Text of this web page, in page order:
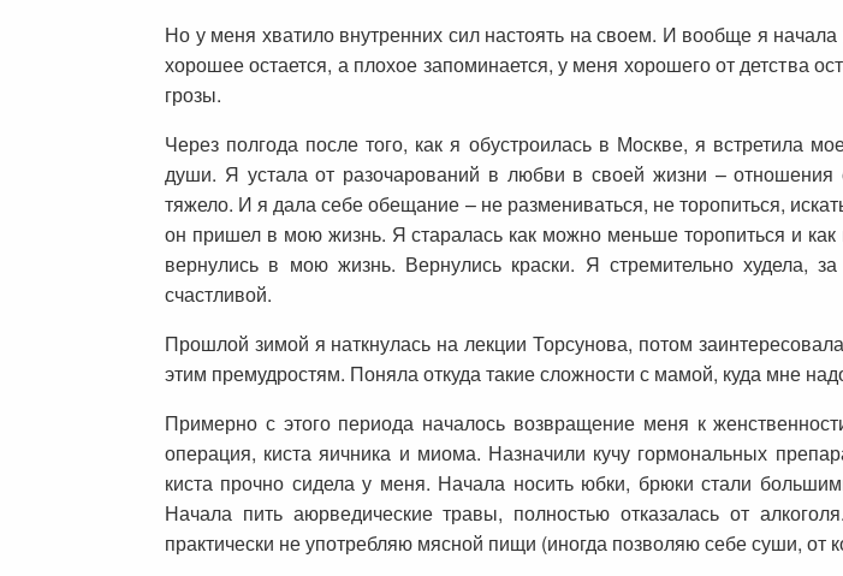
Но у меня хватило внутренних сил настоять на своем. И вообще я
хорошее остается, а плохое запоминается, у меня хорошего от детства
грозы.
Через полгода после того, как я обустроилась в Москве, я встретила
души. Я устала от разочарований в любви в своей жизни –
тяжело. И я дала себе обещание – не размениваться, не торопиться,
он пришел в мою жизнь. Я старалась как можно меньше торопиться и
вернулись в мою жизнь. Вернулись краски. Я стремительно худела,
счастливой.
Прошлой зимой я наткнулась на лекции Торсунова, потом
этим премудростям. Поняла откуда такие сложности с мамой, куда мне
Примерно с этого периода началось возвращение меня к
операция, киста яичника и миома. Назначили кучу гормональных
киста прочно сидела у меня. Начала носить юбки, брюки стали
Начала пить аюрведические травы, полностью отказалась от
практически не употребляю мясной пищи (иногда позволяю себе суши, от